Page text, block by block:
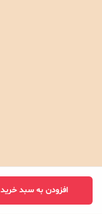
افزودن به سبد خرید